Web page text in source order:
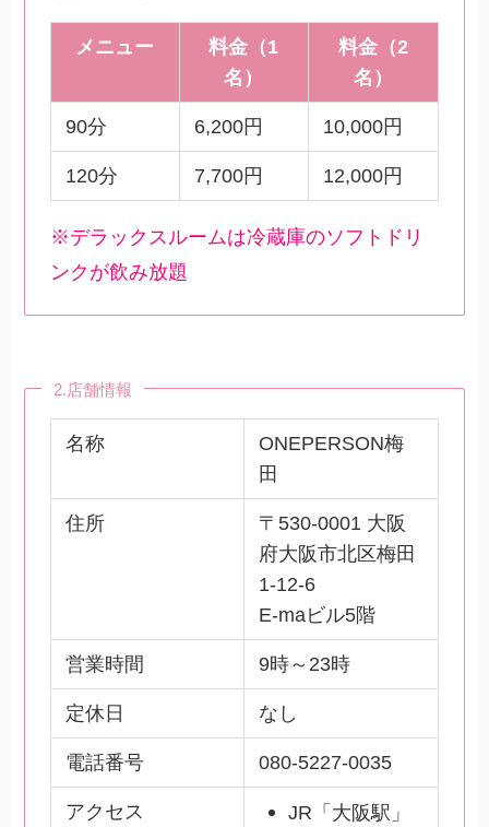
メニュー
料金（1
名）
料金（2
名）
90分 6,200円 10,000円
120分 7,700円 12,000円
※デラックスルームは冷蔵庫のソフトドリ
ンクが飲み放題
2.店舗情報
名称
ONEPERSON梅
田
住所
〒530-0001 大阪
府大阪市北区梅田
1-12-6
E-maビル5階
営業時間 9時～23時
定休日 なし
電話番号 080-5227-0035
アクセス JR「大阪駅」